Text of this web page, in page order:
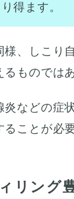
り得ます。
様、しこり
ものでは
炎などの症
ることが必
リング